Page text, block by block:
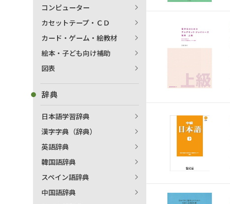
コンピューター
カセットテープ・ＣＤ
カード・ゲーム・絵教材
絵本・子ども向け補助
図表
辞典
日本語学習辞典
漢字字典（辞典）
英語辞典
韓国語辞典
スペイン語辞典
中国語辞典